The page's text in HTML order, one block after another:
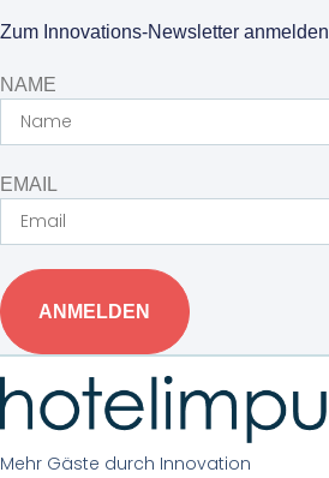
Zum Innovations-Newsletter anmelden
NAME
EMAIL
ANMELDEN
Mehr Gäste durch Innovation